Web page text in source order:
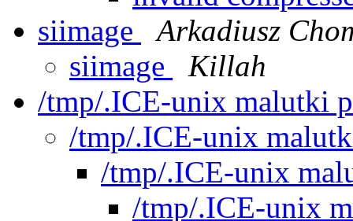
siimage
Arkadiusz
siimage
Killah
/tmp/.ICE-unix malutki
/tmp/.ICE-unix
/tmp/.ICE-unix
/tmp/.ICE-unix